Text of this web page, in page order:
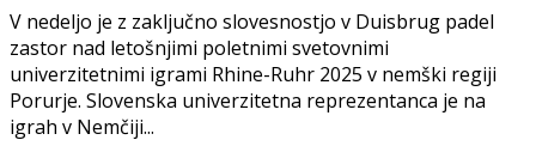
V nedeljo je z zaključno slovesnostjo v Duisbrug padel
zastor nad letošnjimi poletnimi svetovnimi
univerzitetnimi igrami Rhine-Ruhr 2025 v nemški regiji
Porurje. Slovenska univerzitetna reprezentanca je na
igrah v Nemčiji...